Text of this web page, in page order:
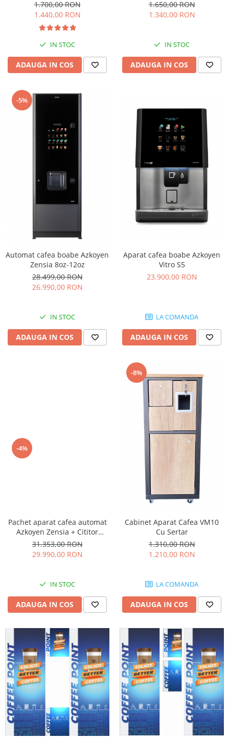
1.700,00 RON
1.440,00 RON
IN STOC
ADAUGA IN COS
1.650,00 RON
1.340,00 RON
IN STOC
ADAUGA IN COS
-5%
Automat cafea boabe Azkoyen
Zensia 8oz-12oz
28.499,00 RON
26.990,00 RON
IN STOC
ADAUGA IN COS
Aparat cafea boabe Azkoyen
Vitro S5
23.900,00 RON
LA COMANDA
ADAUGA IN COS
-4%
Pachet aparat cafea automat
Azkoyen Zensia + Cititor
bancnote NV9 USB + Interata
MDB IF5 + Restiera monede
MEI Cashflow 7900
31.353,00 RON
29.990,00 RON
IN STOC
ADAUGA IN COS
-8%
Cabinet Aparat Cafea VM10
Cu Sertar
1.310,00 RON
1.210,00 RON
LA COMANDA
ADAUGA IN COS